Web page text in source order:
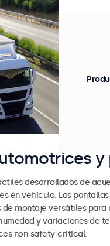
desarrollados de
en vehículo. Las
montaje versátiles
y variaciones de
non-safety-critical.